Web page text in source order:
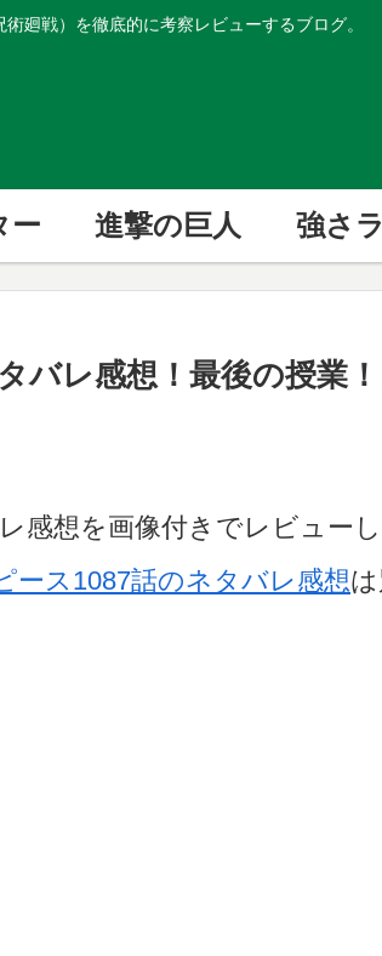
廻戦）を徹底的に考察レビューするブログ。
ー 進撃の巨人 強さ
バレ感想！最後の授業
感想を画像付きでレビュー
ース1087話のネタバレ感想は